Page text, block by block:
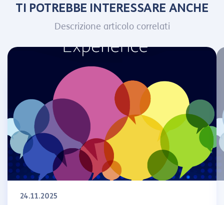
TI POTREBBE INTERESSARE ANCHE
Descrizione articolo correlati
24.11.2025